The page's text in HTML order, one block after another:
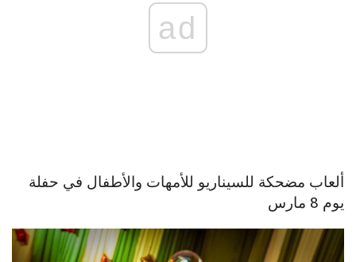
ad
ألعاب مضحكة للسيناريو للأمهات والأطفال في حفلة
يوم 8 مارس